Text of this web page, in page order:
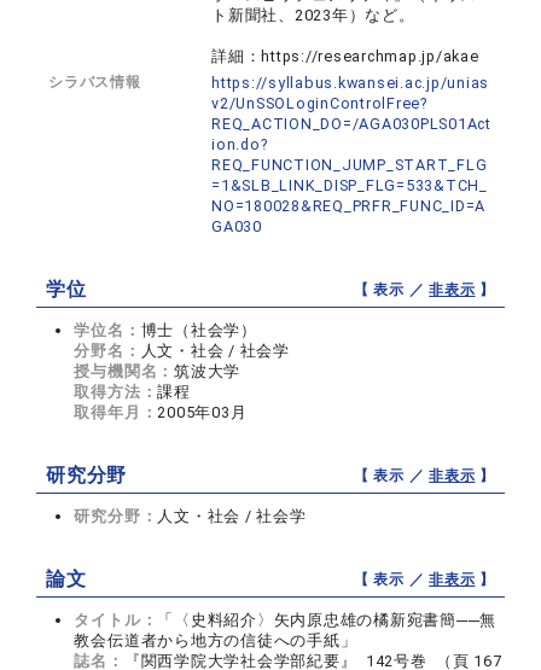
ト新聞社、2023年）など。
詳細：https://researchmap.jp/akae
シラバス情報
https://syllabus.kwansei.ac.jp/unias
v2/UnSSOLoginControlFree?
REQ_ACTION_DO=/AGA030PLS01Act
ion.do?
REQ_FUNCTION_JUMP_START_FLG
=1&SLB_LINK_DISP_FLG=533&TCH_
NO=180028&REQ_PRFR_FUNC_ID=A
GA030
学位 【 表示 ／非表示 】
学位名： 博士（社会学）
分野名： 人文・社会 / 社会学
授与機関名：筑波大学
取得方法：課程
取得年月：2005年03月
研究分野 【 表示 ／非表示 】
研究分野： 人文・社会 / 社会学
論文 【 表示 ／非表示 】
タイトル：
「〈史料紹介〉矢内原忠雄の橘新宛書簡──無
教会伝道者から地方の信徒への手紙」
誌名：
『関西学院大学社会学部紀要』 142号巻 （頁 167